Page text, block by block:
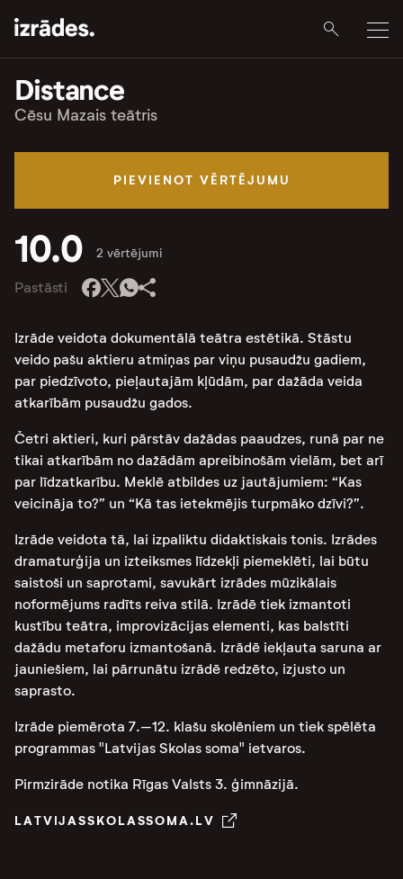
Distance
Cēsu Mazais teātris
PIEVIENOT VĒRTĒJUMU
10.0 2 vērtējumi
Pastāsti
Izrāde veidota dokumentālā teātra estētikā. Stāstu
veido pašu aktieru atmiņas par viņu pusaudžu gadiem,
par piedzīvoto, pieļautajām kļūdām, par dažāda veida
atkarībām pusaudžu gados.
Četri aktieri, kuri pārstāv dažādas paaudzes, runā par ne
tikai atkarībām no dažādām apreibinošām vielām, bet arī
par līdzatkarību. Meklē atbildes uz jautājumiem: “Kas
veicināja to?” un “Kā tas ietekmējis turpmāko dzīvi?”.
Izrāde veidota tā, lai izpaliktu didaktiskais tonis. Izrādes
dramaturģija un izteiksmes līdzekļi piemeklēti, lai būtu
saistoši un saprotami, savukārt izrādes mūzikālais
noformējums radīts reiva stilā. Izrādē tiek izmantoti
kustību teātra, improvizācijas elementi, kas balstīti
dažādu metaforu izmantošanā. Izrādē iekļauta saruna ar
jauniešiem, lai pārrunātu izrādē redzēto, izjusto un
saprasto.
Izrāde piemērota 7.–12. klašu skolēniem un tiek spēlēta
programmas "Latvijas Skolas soma" ietvaros.
Pirmzirāde notika Rīgas Valsts 3. ģimnāzijā.
LATVIJASSKOLASSOMA.LV